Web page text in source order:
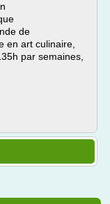
de
en art culinaire,
par semaines,